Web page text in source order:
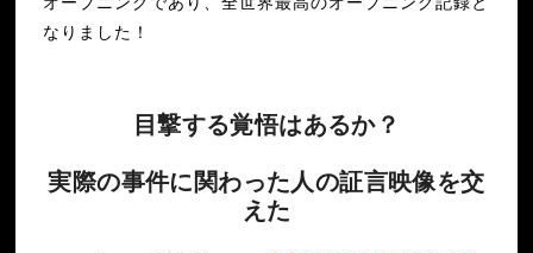
なりました！
目撃する覚悟はあるか？
実際の事件に関わった人の証言映像を交
えた